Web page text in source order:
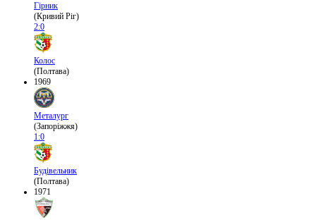
Гірник
(Кривий Ріг)
2:0
Колос
(Полтава)
1969
Металург
(Запоріжжя)
1:0
Будівельник
(Полтава)
1971